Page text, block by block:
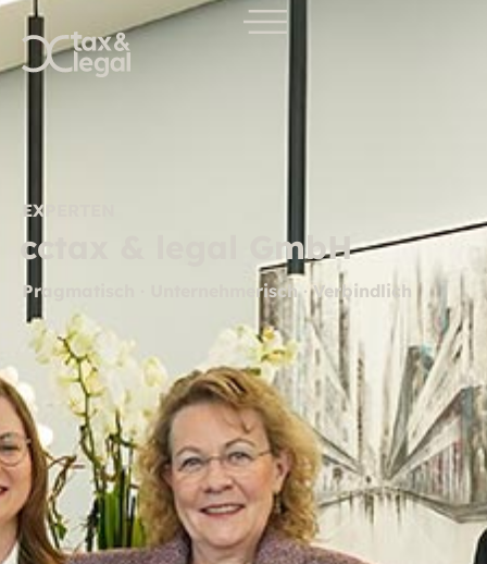
EXPERTEN
cctax & legal GmbH
Pragmatisch · Unternehmerisch · Verbindlich